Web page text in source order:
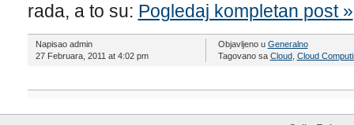
rada, a to su: Pogledaj kompletan post »
Napisao admin
27 Februara, 2011 at 4:02 pm
Objavljeno u Generalno
Tagovano sa Cloud, Cloud